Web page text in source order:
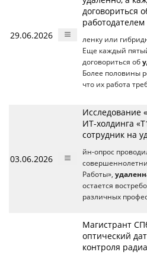
29.06.2026
договориться
работодателем
ленку или
Еще каждый
договориться об
Более половины
что их работа
03.06.2026
Исследование
ИТ-холдинга
сотрудник на
йн-опрос
Работы»,
остается
различных
Магистрант
оптический
контроля